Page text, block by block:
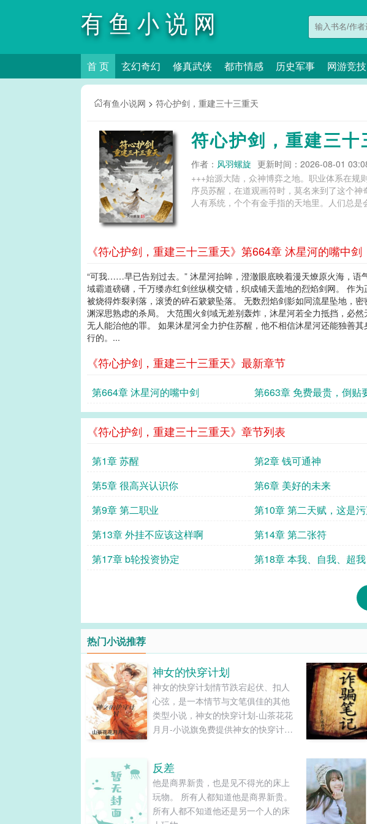
有鱼小说网
首 页 玄幻奇幻 修真武侠 都市情感 历史军事 网游竞技
有鱼小说网 > 符心护剑，重建三十三重天
符心护剑，重建三十
作者： 风羽螺旋 更新时间：2026-08-01
+++始源大陆，众神博弈之地。职业体系在规
序员苏醒，在道观画符时，莫名来到了这个
人有系统，个个有金手指的天地里。人们总
《符心护剑，重建三十三重天》第664章 沐星河的嘴中剑
“可我……早已告别过去。” 沐星河抬眸，澄澈眼底映着漫天燎原火海，
域霸道磅礴，千万缕赤红剑丝纵横交错，织成铺天盖地的烈焰剑网。 作
被烧得炸裂剥落，滚烫的碎石簌簌坠落。 无数烈焰剑影如同流星坠地，
渊深思熟虑的杀局。 大范围火剑域无差别轰炸，沐星河若全力抵挡，必
无人能治他的罪。 如果沐星河全力护住苏醒，他不相信沐星河还能独善
行的。...
《符心护剑，重建三十三重天》最新章节
第664章 沐星河的嘴中剑 第663章 免费最贵，倒贴
《符心护剑，重建三十三重天》章节列表
第1章 苏醒 第2章 钱可通神
第5章 很高兴认识你
第6章 美好的未来
第9章 第二职业
第10章 第二天赋，这是
第13章 外挂不应该这样啊
第14章 第二张符
第17章 b轮投资协定
第18章 本我、自我、超我
热门小说推荐
神女的快穿计划
神女的快穿计划情节跌宕起伏、扣人
心弦，是一本情节与文笔俱佳的其他
类型小说，神女的快穿计划-山茶花花
月月-小说旗免费提供神女的快穿计划
反差
他是商界新贵，也是见不得光的床上
玩物。 所有人都知道他是商界新贵。
所有人都不知道他还是另一个人的床